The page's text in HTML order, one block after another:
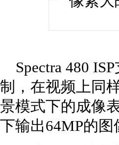
Spectra 480
制，在视频上同
景模式下的成像
下输出64MP的图